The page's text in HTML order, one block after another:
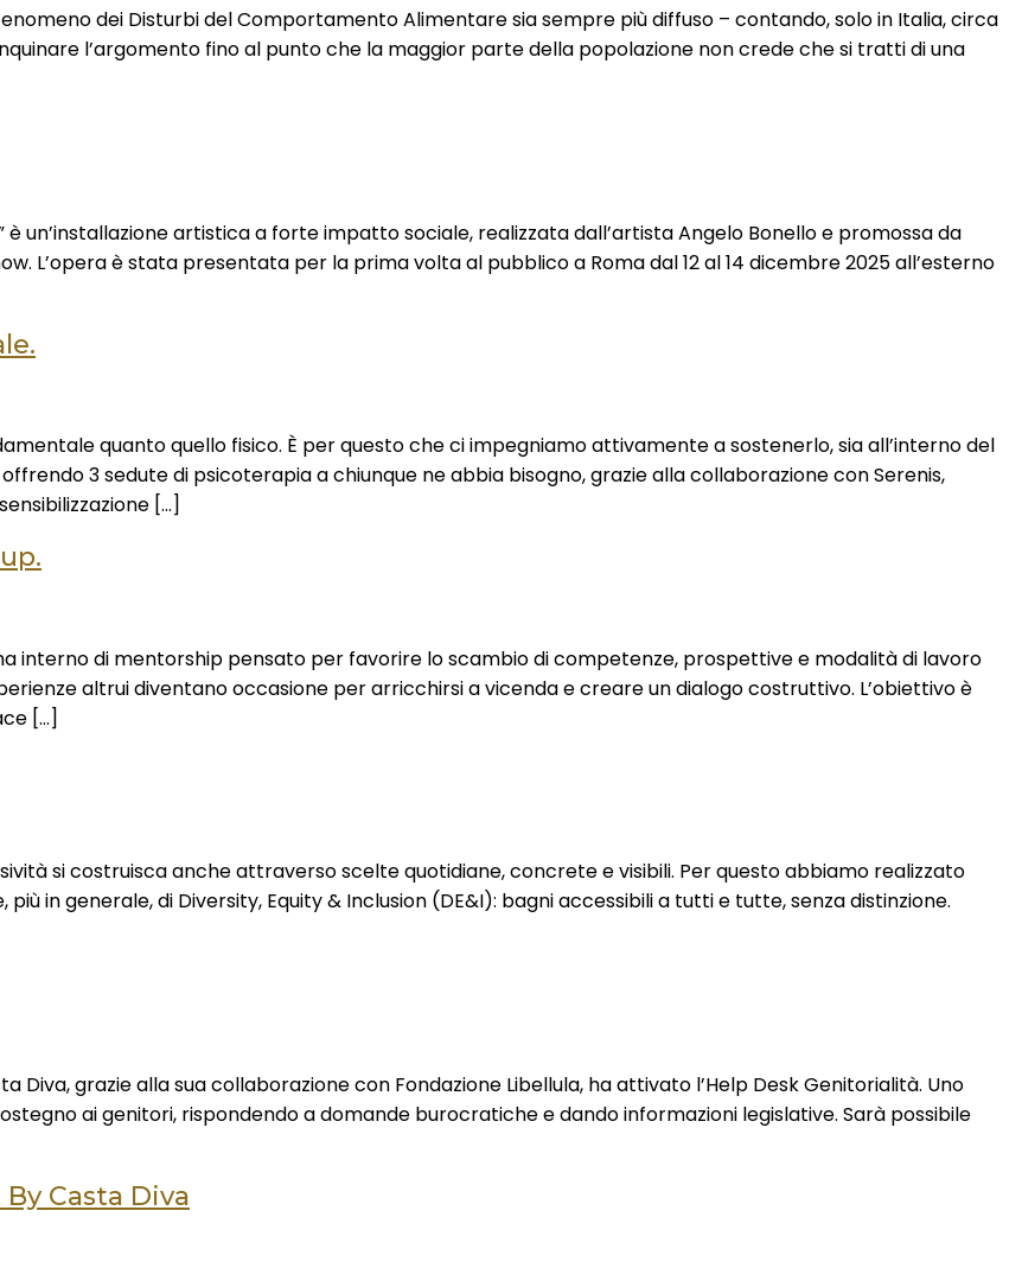
dei Disturbi del Comportamento Alimentare sia sempre più diffuso – contando, solo in Italia, circa
l’argomento fino al punto che la maggior parte della popolazione non crede che si tratti di una
è un’installazione artistica a forte impatto sociale, realizzata dall’artista Angelo Bonello e promossa da
L’opera è stata presentata per la prima volta al pubblico a Roma dal 12 al 14 dicembre 2025 all’esterno
quanto quello fisico. È per questo che ci impegniamo attivamente a sostenerlo, sia all’interno del
3 sedute di psicoterapia a chiunque ne abbia bisogno, grazie alla collaborazione con Serenis,
[…]
interno di mentorship pensato per favorire lo scambio di competenze, prospettive e modalità di lavoro
altrui diventano occasione per arricchirsi a vicenda e creare un dialogo costruttivo. L’obiettivo è
[…]
si costruisca anche attraverso scelte quotidiane, concrete e visibili. Per questo abbiamo realizzato
in generale, di Diversity, Equity & Inclusion (DE&I): bagni accessibili a tutti e tutte, senza distinzione.
Diva, grazie alla sua collaborazione con Fondazione Libellula, ha attivato l’Help Desk Genitorialità. Uno
ai genitori, rispondendo a domande burocratiche e dando informazioni legislative. Sarà possibile
Casta Diva